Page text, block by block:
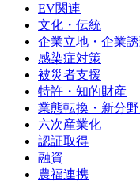
EV関連
文化・伝統
企業立地・企業
感染症対策
被災者支援
特許・知的財産
業態転換・新分
六次産業化
認証取得
融資
農福連携